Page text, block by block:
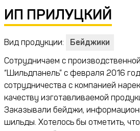
ИП ПРИЛУЦКИЙ
Вид продукции:
Бейджики
Сотрудничаем с
“Шильдпанель” с февраля 2016
сотрудничества с компанией
качеству изготавливаемой
Заказывали бейджи,
шильды. Хотелось бы отметить,